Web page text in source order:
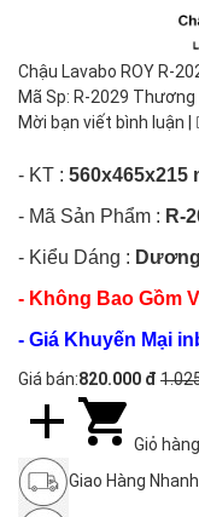
Chậu Lavabo ROY R-
Mã Sp: R-2029 Thương
Mời bạn viết bình luận
- KT : 560x465x215
- Mã Sản Phẩm : R-
- Kiểu Dáng :
- Không Bao Gồm
- Giá Khuyến Mại
Giá bán:820.000 đ
Giỏ hàng
Giao Hàng Nhanh